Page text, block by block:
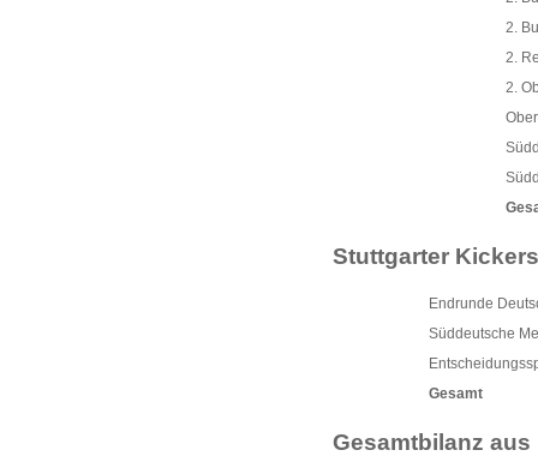
2.
2.
2.
Stuttgarter
Endrunde
Süddeutsche
Gesamt
Gesamtbilanz